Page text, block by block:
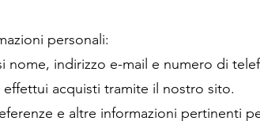
personali:
nome, indirizzo e-mail e numero di
acquisti tramite il nostro sito.
e altre informazioni pertinenti